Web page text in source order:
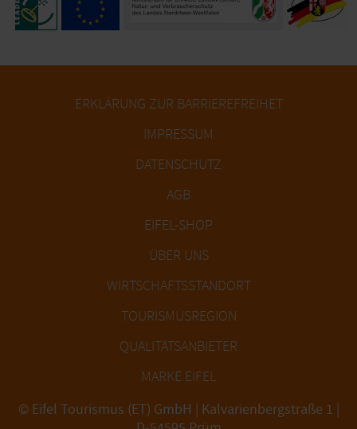
ERKLÄRUNG ZUR BARRIEREFREIHET
IMPRESSUM
DATENSCHUTZ
AGB
EIFEL-SHOP
ÜBER UNS
WIRTSCHAFTSSTANDORT
TOURISMUSREGION
QUALITÄTSANBIETER
MARKE EIFEL
© Eifel Tourismus (ET) GmbH | Kalvarienbergstraße 1 |